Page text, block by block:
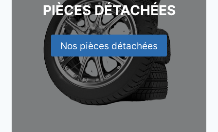
PIÈCES DÉTACHÉES
Nos pièces détachées